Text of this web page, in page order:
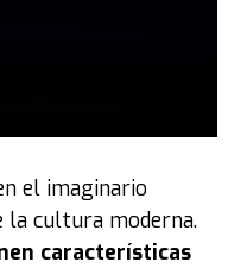
el imaginario
la cultura moderna.
características